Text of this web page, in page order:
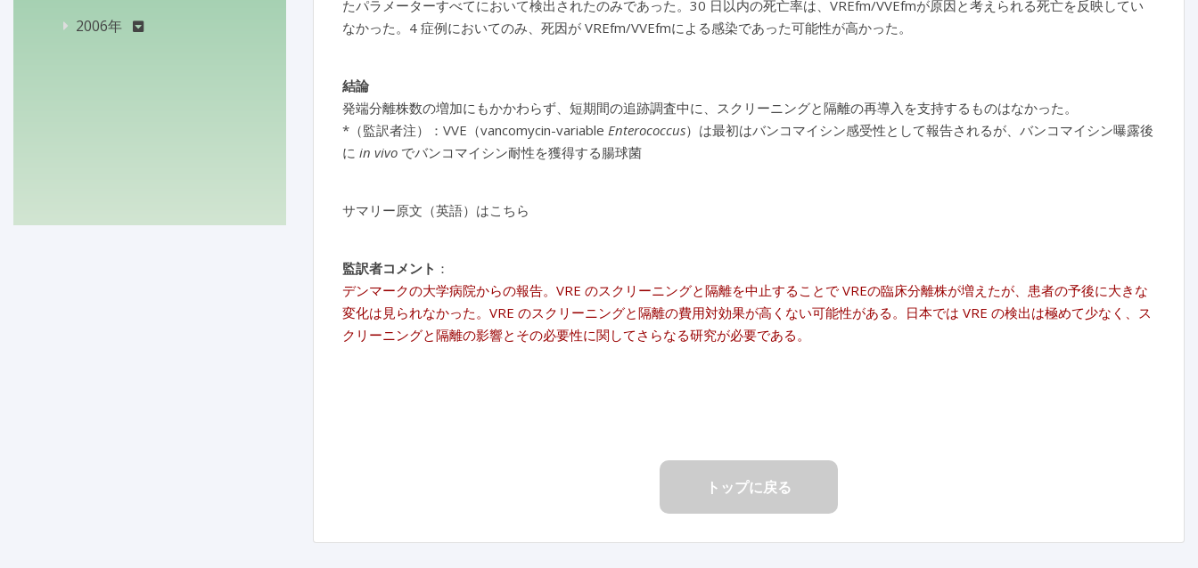
たパラメーターすべてにおいて検出されたのみであった。30 日以内の死亡率は、VREfm/VVEfmが原因と考えられる死亡を反映してい
なかった。4 症例においてのみ、死因が VREfm/VVEfmによる感染であった可能性が高かった。
結論
発端分離株数の増加にもかかわらず、短期間の追跡調査中に、スクリーニングと隔離の再導入を支持するものはなかった。
*（監訳者注）：VVE（vancomycin-variable Enterococcus）は最初はバンコマイシン感受性として報告されるが、バンコマイシン曝露後
に in vivo でバンコマイシン耐性を獲得する腸球菌
サマリー原文（英語）はこちら
監訳者コメント ：
デンマークの大学病院からの報告。VRE のスクリーニングと隔離を中止することで VREの臨床分離株が増えたが、患者の予後に大きな
変化は見られなかった。VRE のスクリーニングと隔離の費用対効果が高くない可能性がある。日本では VRE の検出は極めて少なく、ス
クリーニングと隔離の影響とその必要性に関してさらなる研究が必要である。
トップに戻る
2006年